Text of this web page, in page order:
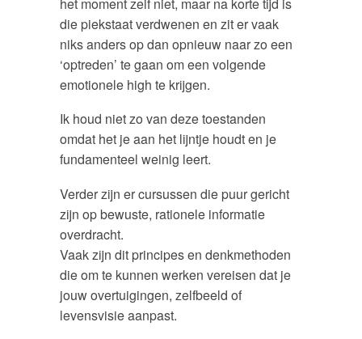
die piekstaat verdwenen en zit er vaak
niks anders op dan opnieuw naar zo een
‘optreden’ te gaan om een volgende
emotionele high te krijgen.
Ik houd niet zo van deze toestanden
omdat het je aan het lijntje houdt en je
fundamenteel weinig leert.
Verder zijn er cursussen die puur gericht
zijn op bewuste, rationele informatie
overdracht.
Vaak zijn dit principes en denkmethoden
die om te kunnen werken vereisen dat je
jouw overtuigingen, zelfbeeld of
levensvisie aanpast.